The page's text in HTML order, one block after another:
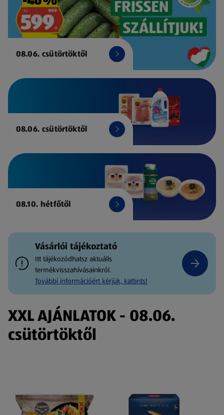
08.06. csütörtöktől
08.06. csütörtöktől
08.10. hétfőtől
Vásárlói tájékoztató
Itt tájékozódhatsz aktuális
termékvisszahívásainkról.
További információért kérjük, kattints!
XXL AJÁNLATOK - 08.06.
csütörtöktől